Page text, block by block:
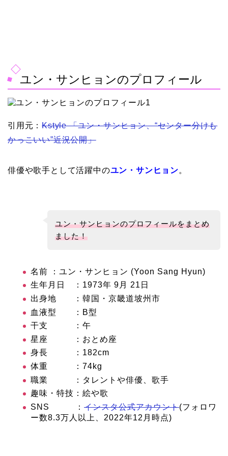
ユン・サンヒョンのプロフィール
引用元：Kstyle 「ユン・サンヒョン、“センター分けも
かっこいい”近況公開」
俳優や歌手として活躍中のユン・サンヒョン。
ユン・サンヒョンのプロフィールをまとめ
ました！
名前
：ユン・サンヒョン (Yoon Sang Hyun)
生年月日
：1973年 9月 21日
出身地
：韓国・京畿道坡州市
血液型
：B型
干支 ：午
星座 ：おとめ座
身長 ：182cm
体重 ：74kg
職業
：タレントや俳優、歌手
趣味・特技 ：絵や歌
SNS
： インスタ公式アカウント(フォロワ
ー数8.3万人以上、2022年12月時点)